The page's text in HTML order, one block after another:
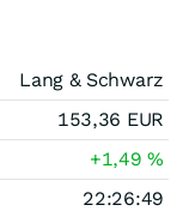
Lang & Schwarz
153,36 EUR
+1,49%
22:26:49